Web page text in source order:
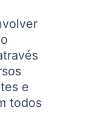
e
todos